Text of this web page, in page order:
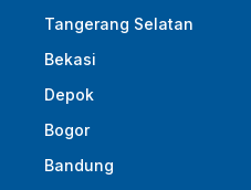
Tangerang Selatan
Bekasi
Depok
Bogor
Bandung